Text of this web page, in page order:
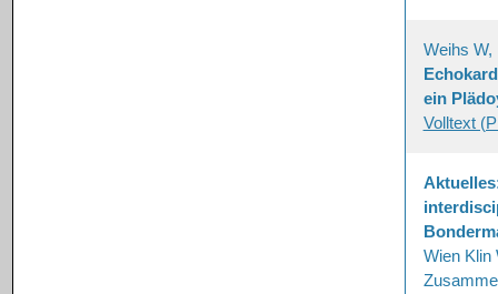
Weihs W,
ein
Volltext
Wien Klin